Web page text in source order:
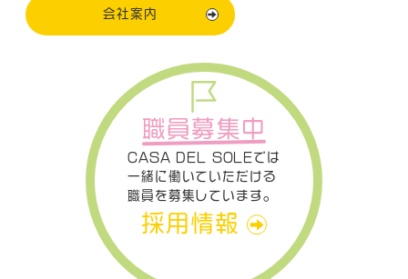
会社案内
職員募集中
CASA DEL SOLEでは
一緒に働いていただける
職員を募集しています。
採用情報